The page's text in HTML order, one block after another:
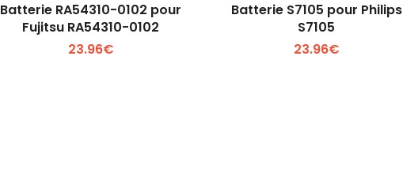
Voir plus +
Batterie RA54310-0102 pour
Fujitsu RA54310-0102
23.96€
Voir plus +
Batterie S7105 pour Philips
S7105
23.96€